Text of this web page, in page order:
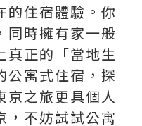
的住宿體驗。你
同時擁有家一般
真正的「當地生
公寓式住宿，探
京之旅更具個人
，不妨試試公寓